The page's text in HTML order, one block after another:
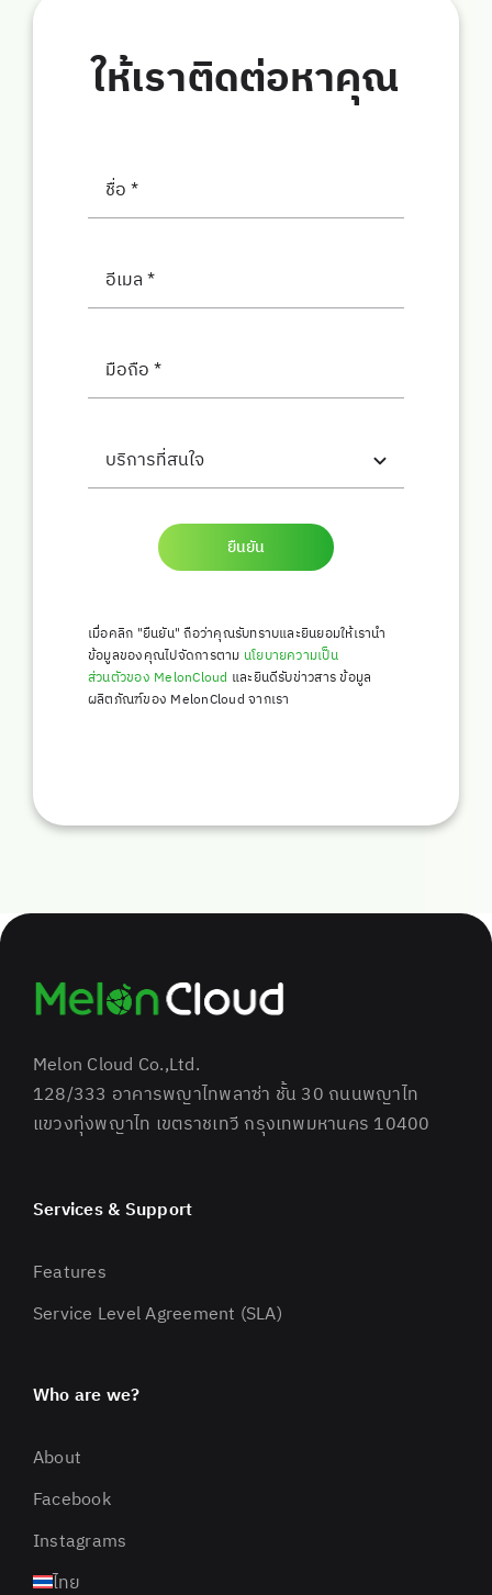
ให้เราติดต่อหาคุณ
ยืนยัน
เมื่อคลิก "ยืนยัน" ถือว่าคุณรับทราบและยินยอมให้เรานำ
ข้อมูลของคุณไปจัดการตาม นโยบายความเป็น
ส่วนตัวของ MelonCloud และยินดีรับข่าวสาร ข้อมูล
ผลิตภัณฑ์ของ MelonCloud จากเรา
Melon Cloud Co.,Ltd.
128/333 อาคารพญาไทพลาซ่า ชั้น 30 ถนนพญาไท
แขวงทุ่งพญาไท เขตราชเทวี กรุงเทพมหานคร 10400
Services & Support
Features
Service Level Agreement (SLA)
Who are we?
About
Facebook
Instagrams
ไทย